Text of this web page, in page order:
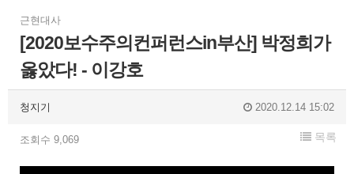
근현대사
[2020보수주의컨퍼런스in부산] 박정희가
옳았다! - 이강호
청지기 2020.12.14 15:02
조회수 9,069 목록